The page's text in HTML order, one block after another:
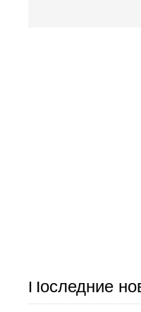
Последние